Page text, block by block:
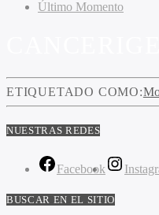
Último Momento
ETIQUETADO COMO:
NUESTRAS REDES
Facebook
BUSCAR EN EL SITIO